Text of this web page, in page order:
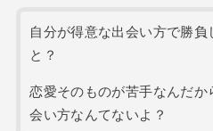
自分が得意な出会い方で勝負
と？
恋愛そのものが苦手なんだか
会い方なんてないよ？